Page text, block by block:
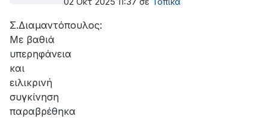
της
βλάβης
Σ.Διαμαντόπουλος:
Με βαθιά
υπερηφάνεια
και
ειλικρινή
συγκίνηση
παραβρέθηκα